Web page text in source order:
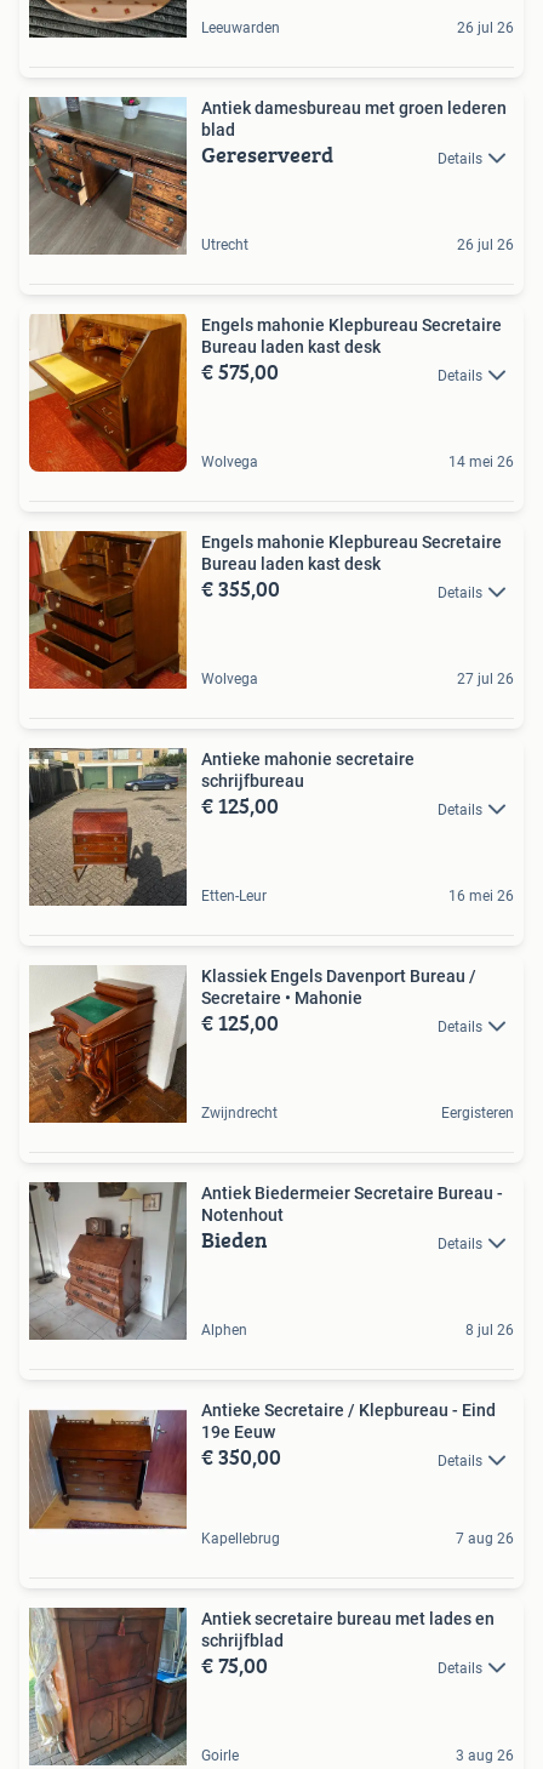
Leeuwarden 26 jul 26
Antiek damesbureau met groen lederen
blad
Gereserveerd Details
Utrecht 26 jul 26
Engels mahonie Klepbureau Secretaire
Bureau laden kast desk
€ 575,00 Details
Wolvega 14 mei 26
Engels mahonie Klepbureau Secretaire
Bureau laden kast desk
€ 355,00 Details
Wolvega 27 jul 26
Antieke mahonie secretaire
schrijfbureau
€ 125,00 Details
Etten-Leur 16 mei 26
Klassiek Engels Davenport Bureau /
Secretaire • Mahonie
€ 125,00 Details
Zwijndrecht Eergisteren
Antiek Biedermeier Secretaire Bureau -
Notenhout
Bieden Details
Alphen 8 jul 26
Antieke Secretaire / Klepbureau - Eind
19e Eeuw
€ 350,00 Details
Kapellebrug 7 aug 26
Antiek secretaire bureau met lades en
schrijfblad
€ 75,00 Details
Goirle 3 aug 26